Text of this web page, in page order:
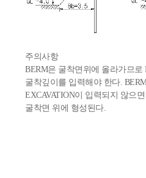
주의사항
BERM은 굴착면위에 올라가므로
굴착깊이를 입력해야 한다.
EXCAVATION이 입력되지 않으
굴착면 위에 형성된다.